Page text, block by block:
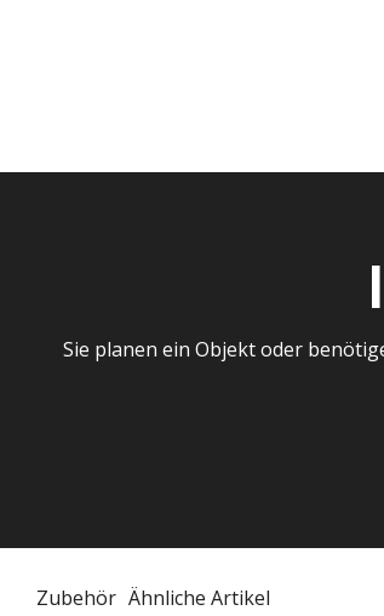
Sie planen ein Objekt oder
Zubehör Ähnliche Artikel